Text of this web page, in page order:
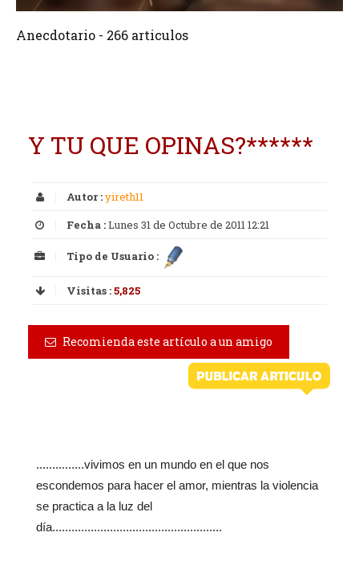
Anecdotario - 266 articulos
Y TU QUE OPINAS?******
Autor :yireth11
Fecha :Lunes 31 de Octubre de 2011 12:21
Tipo de Usuario :
Visitas :5,825
Recomienda este artículo a un amigo
...............vivimos en un mundo en el que nos
escondemos para hacer el amor, mientras la violencia
se practica a la luz del
día.....................................................